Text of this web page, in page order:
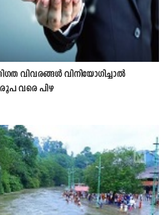
വിവരങ്ങൾ വിനിയോഗിച്ചാൽ
രൂപ വരെ പിഴ